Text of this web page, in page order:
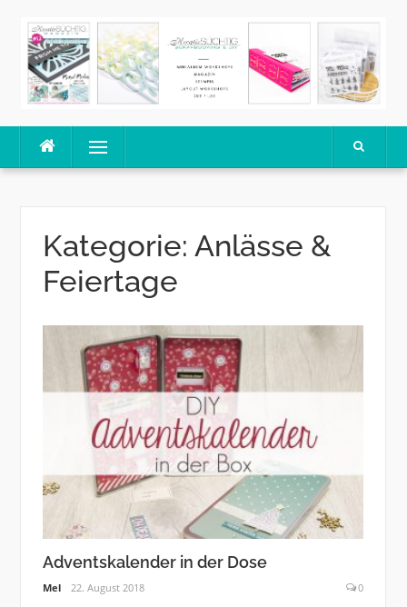
content
Menu
Kategorie: Anlässe &
Feiertage
Adventskalender in der Dose
Mel 22. August 2018 0